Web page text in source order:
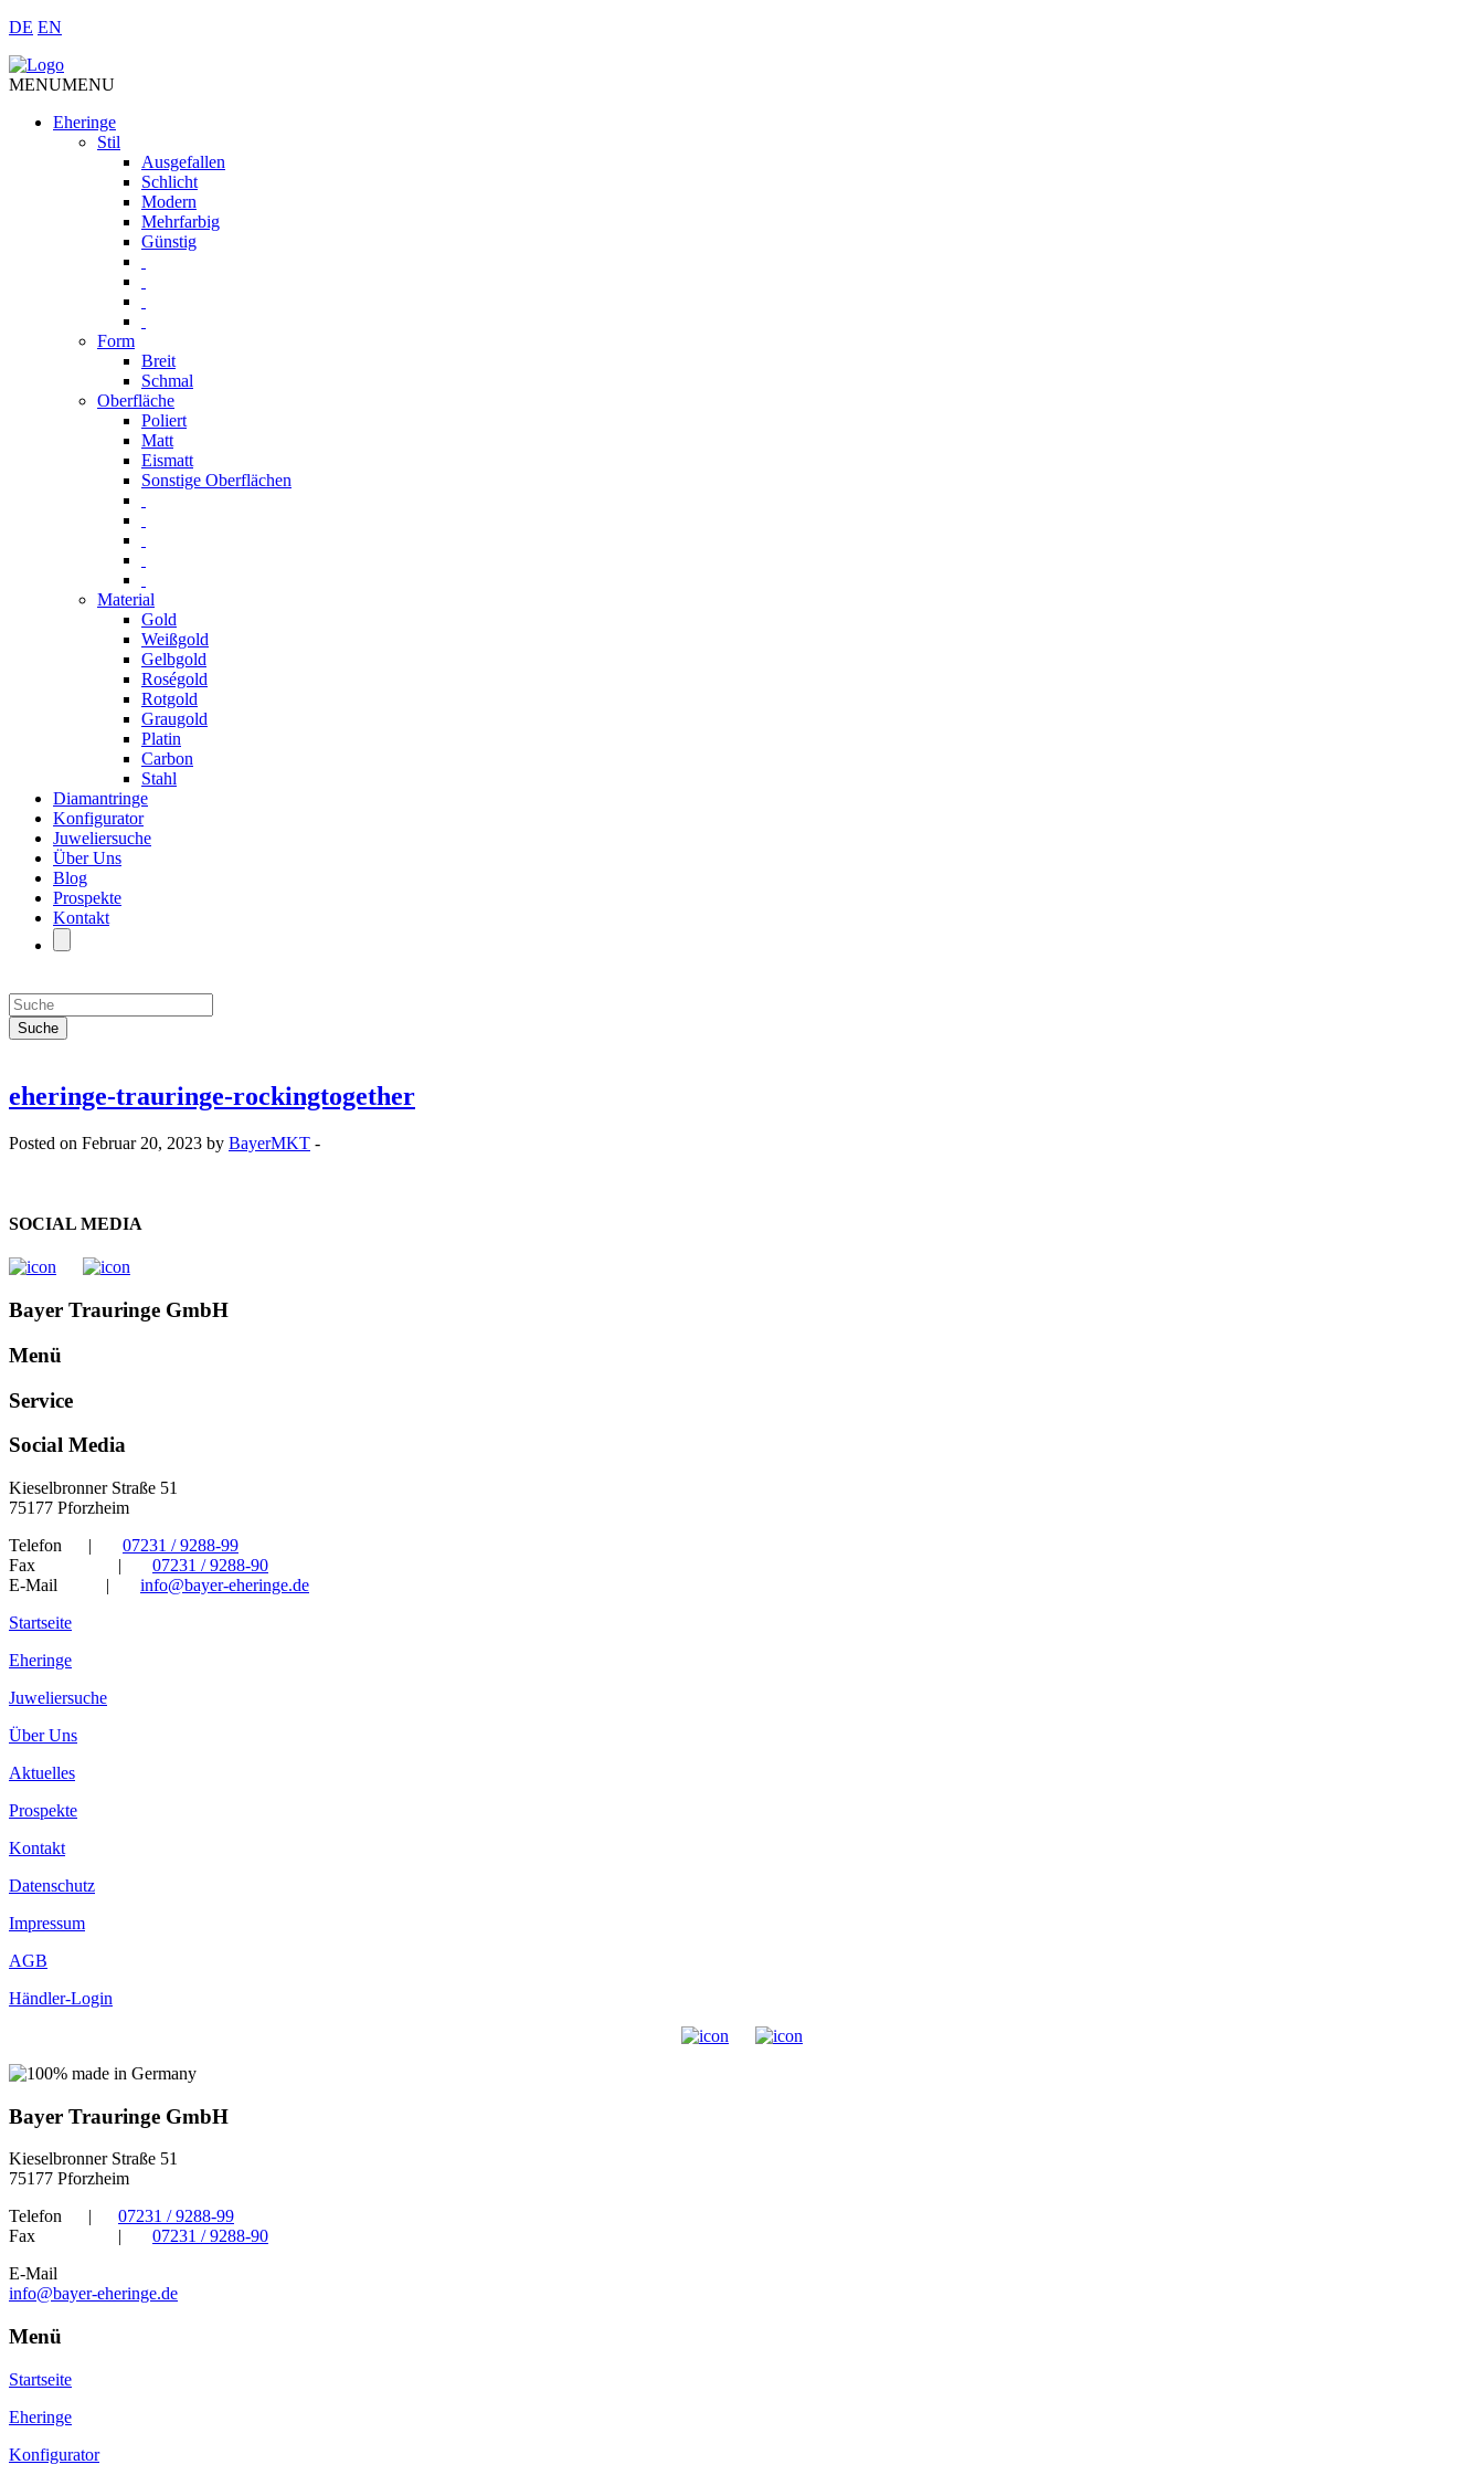
DE EN
MENUMENU
Eheringe
Stil
Ausgefallen
Schlicht
Modern
Mehrfarbig
Günstig
Form
Breit
Schmal
Oberfläche
Poliert
Matt
Eismatt
Sonstige Oberflächen
Material
Gold
Weißgold
Gelbgold
Roségold
Rotgold
Graugold
Platin
Carbon
Stahl
Diamantringe
Konfigurator
Juweliersuche
Über Uns
Blog
Prospekte
Kontakt
eheringe-trauringe-rockingtogether
Posted on Februar 20, 2023 by BayerMKT -
SOCIAL MEDIA
Bayer Trauringe GmbH
Menü
Service
Social Media
Kieselbronner Straße 51
75177 Pforzheim
Telefon
|
07231 / 9288-99
Fax
|
07231 / 9288-90
E-Mail
|
info@bayer-eheringe.de
Startseite
Eheringe
Juweliersuche
Über Uns
Aktuelles
Prospekte
Kontakt
Datenschutz
Impressum
AGB
Händler-Login
Bayer Trauringe GmbH
Kieselbronner Straße 51
75177 Pforzheim
Telefon
|
07231 / 9288-99
Fax
|
07231 / 9288-90
E-Mail
info@bayer-eheringe.de
Menü
Startseite
Eheringe
Konfigurator